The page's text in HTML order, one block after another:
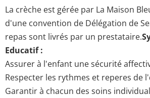
La crèche est gérée par La Maison
d'une convention de Délégation de
repas sont livrés par un prestataire.
Educatif :
Assurer à l'enfant une sécurité
Respecter les rythmes et reperes de
Garantir à chacun des soins